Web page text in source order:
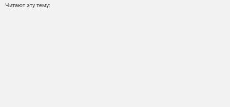
Читают эту тему: